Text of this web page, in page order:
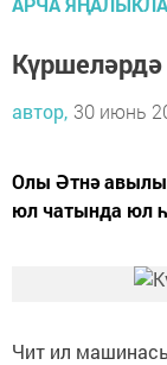
Күршеләрдә
автор, 30 июнь
Олы Әтнә
юл чатында юл
Чит ил